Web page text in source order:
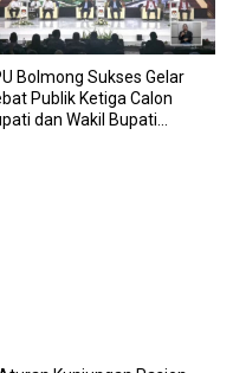
Bolmong Sukses Gelar
Publik Ketiga Calon
dan Wakil Bupati